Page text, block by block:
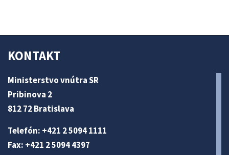
KONTAKT
Ministerstvo vnútra SR
Pribinova 2
812 72 Bratislava
Telefón: +421 2 5094 1111
Fax: +421 2 5094 4397